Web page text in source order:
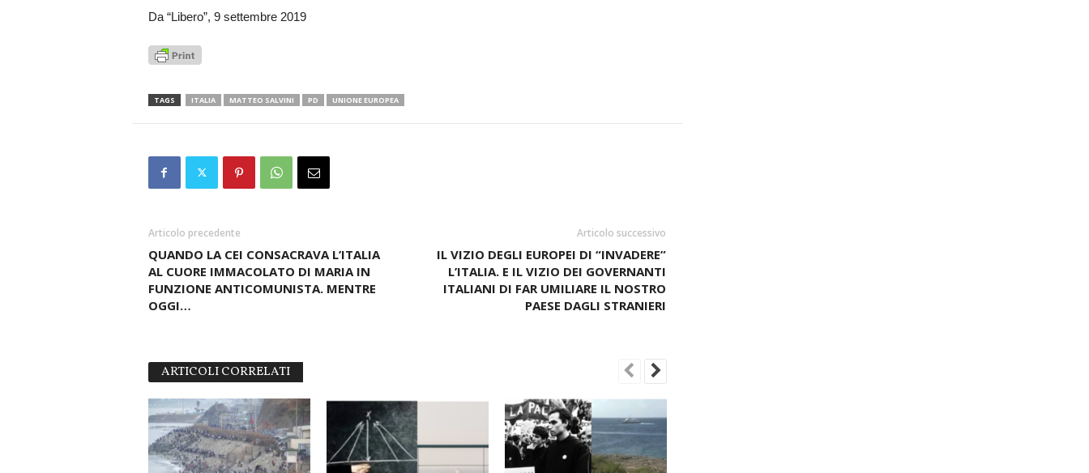
Da “Libero”, 9 settembre 2019
TAGS ITALIA MATTEO SALVINI PD UNIONE EUROPEA
Articolo precedente
QUANDO LA CEI CONSACRAVA L’ITALIA
AL CUORE IMMACOLATO DI MARIA IN
FUNZIONE ANTICOMUNISTA. MENTRE
OGGI…
Articolo successivo
IL VIZIO DEGLI EUROPEI DI “INVADERE”
L’ITALIA. E IL VIZIO DEI GOVERNANTI
ITALIANI DI FAR UMILIARE IL NOSTRO
PAESE DAGLI STRANIERI
ARTICOLI CORRELATI